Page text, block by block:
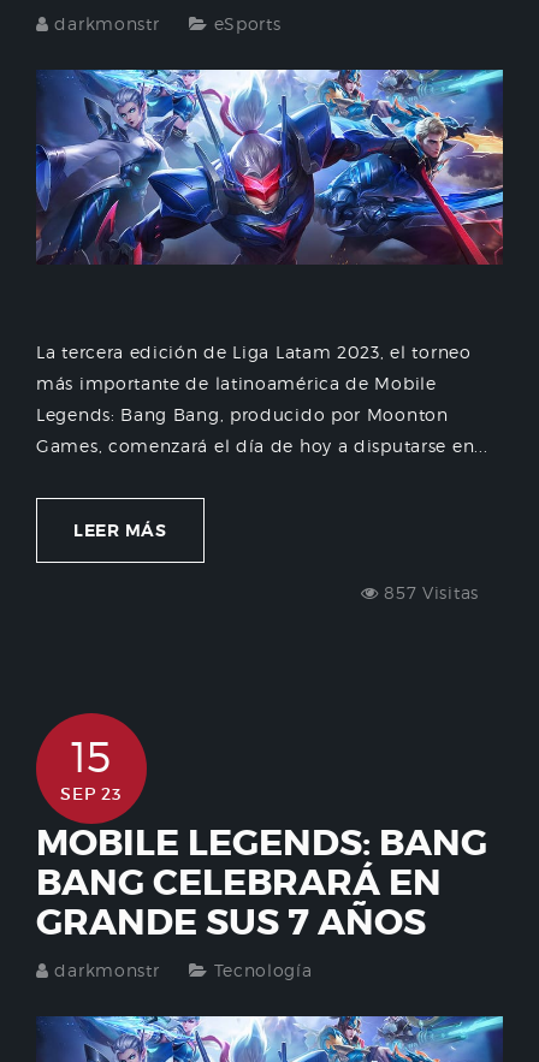
darkmonstr eSports
La tercera edición de Liga Latam 2023, el torneo
más importante de latinoamérica de Mobile
Legends: Bang Bang, producido por Moonton
Games, comenzará el día de hoy a disputarse en...
LEER MÁS
857 Visitas
15
SEP 23
MOBILE LEGENDS: BANG
BANG CELEBRARÁ EN
GRANDE SUS 7 AÑOS
darkmonstr Tecnología